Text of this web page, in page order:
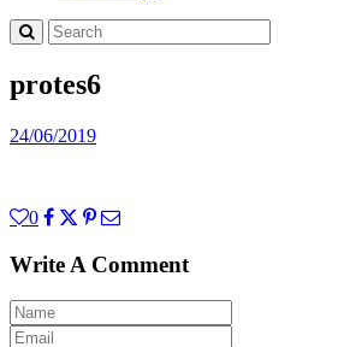
protes6
24/06/2019
0
Write A Comment